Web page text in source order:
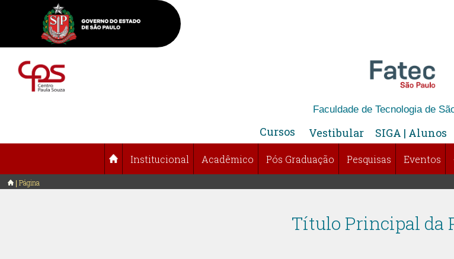
Faculdade de Tecnologia de
Cursos Vestibular SIGA | Alunos
Institucional Acadêmico Pós Graduação Pesquisas Eventos
Página
Título Principal da